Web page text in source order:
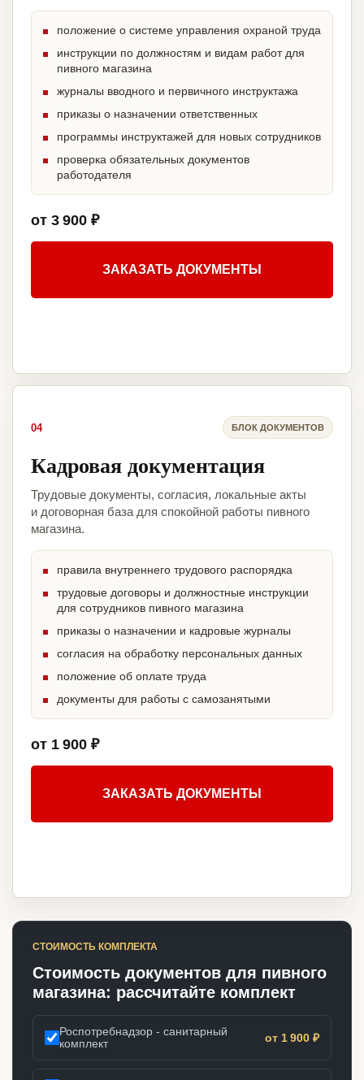
положение о системе управления охраной труда
инструкции по должностям и видам работ для
пивного магазина
журналы вводного и первичного инструктажа
приказы о назначении ответственных
программы инструктажей для новых сотрудников
проверка обязательных документов
работодателя
от 3 900 ₽
ЗАКАЗАТЬ ДОКУМЕНТЫ
04 БЛОК ДОКУМЕНТОВ
Кадровая документация
Трудовые документы, согласия, локальные акты
и договорная база для спокойной работы пивного
магазина.
правила внутреннего трудового распорядка
трудовые договоры и должностные инструкции
для сотрудников пивного магазина
приказы о назначении и кадровые журналы
согласия на обработку персональных данных
положение об оплате труда
документы для работы с самозанятыми
от 1 900 ₽
ЗАКАЗАТЬ ДОКУМЕНТЫ
СТОИМОСТЬ КОМПЛЕКТА
Стоимость документов для пивного
магазина: рассчитайте комплект
Роспотребнадзор - санитарный
комплект
от 1 900 ₽